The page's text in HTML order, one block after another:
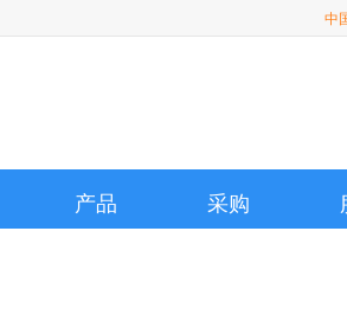
中
产品 采购